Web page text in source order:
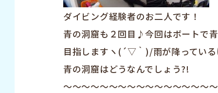
ダイビング経験者のお二人です！
青の洞窟も２回目♪今回はボートで
目指しますヽ(´▽｀)/雨が降っている
青の洞窟はどうなんでしょう?!
～～～～～～～～～～～～～～～～